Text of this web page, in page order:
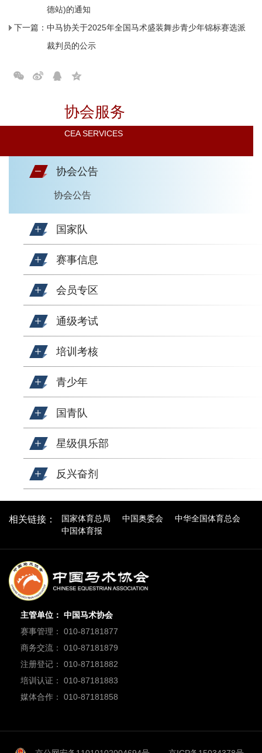
协会服务
CEA SERVICES
协会公告
协会公告
国家队
赛事信息
会员专区
通级考试
培训考核
青少年
国青队
星级俱乐部
反兴奋剂
德站)的通知
下一篇： 中马协关于2025年全国马术盛装舞步青少年锦标赛选派
裁判员的公示
相关链接： 国家体育总局 中国奥委会
中华全国体育总会
中国体育报
主管单位： 中国马术协会
赛事管理： 010-87181877
商务交流： 010-87181879
注册登记： 010-87181882
培训认证： 010-87181883
媒体合作： 010-87181858